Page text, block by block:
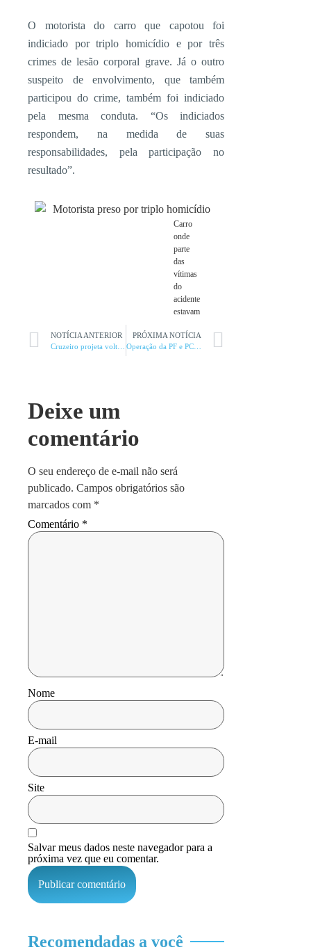
O motorista do carro que capotou foi
indiciado por triplo homicídio e por três
crimes de lesão corporal grave. Já o outro
suspeito de envolvimento, que também
participou do crime, também foi indiciado
pela mesma conduta. “Os indiciados
respondem, na medida de suas
responsabilidades, pela participação no
resultado”.
Carro
onde
parte
das
vítimas
do
acidente
estavam
NOTÍCIA ANTERIOR
PRÓXIMA NOTÍCIA
Deixe um
comentário
O seu endereço de e-mail não será
publicado. Campos obrigatórios são
marcados com *
Comentário *
Nome
E-mail
Site
Salvar meus dados neste navegador para a
próxima vez que eu comentar.
Recomendadas a você